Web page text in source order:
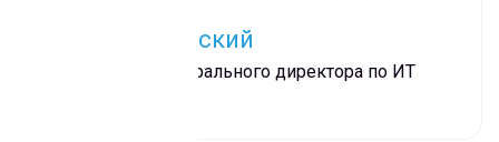
Игорь Быковский
Заместитель генерального директора по ИТ